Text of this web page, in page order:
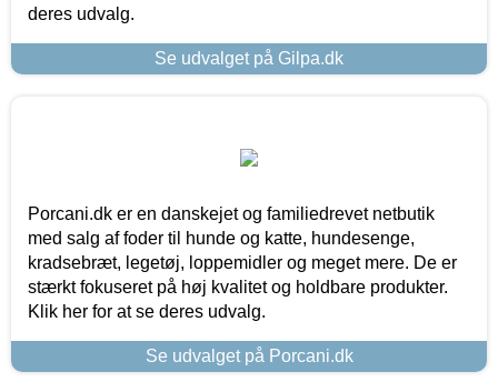
deres udvalg.
Se udvalget på Gilpa.dk
Porcani.dk er en danskejet og familiedrevet netbutik
med salg af foder til hunde og katte, hundesenge,
kradsebræt, legetøj, loppemidler og meget mere. De er
stærkt fokuseret på høj kvalitet og holdbare produkter.
Klik her for at se deres udvalg.
Se udvalget på Porcani.dk